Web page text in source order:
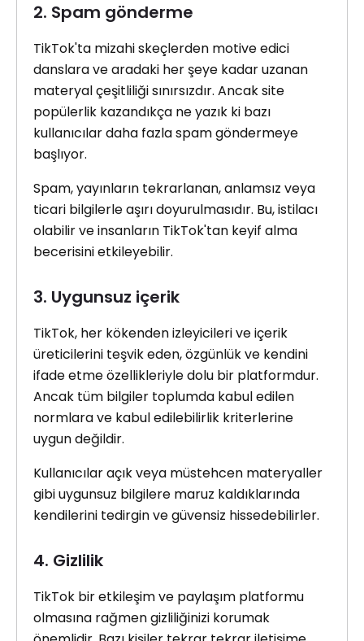
2. Spam gönderme
TikTok'ta mizahi skeçlerden motive edici
danslara ve aradaki her şeye kadar uzanan
materyal çeşitliliği sınırsızdır. Ancak site
popülerlik kazandıkça ne yazık ki bazı
kullanıcılar daha fazla spam göndermeye
başlıyor.
Spam, yayınların tekrarlanan, anlamsız veya
ticari bilgilerle aşırı doyurulmasıdır. Bu, istilacı
olabilir ve insanların TikTok'tan keyif alma
becerisini etkileyebilir.
3. Uygunsuz içerik
TikTok, her kökenden izleyicileri ve içerik
üreticilerini teşvik eden, özgünlük ve kendini
ifade etme özellikleriyle dolu bir platformdur.
Ancak tüm bilgiler toplumda kabul edilen
normlara ve kabul edilebilirlik kriterlerine
uygun değildir.
Kullanıcılar açık veya müstehcen materyaller
gibi uygunsuz bilgilere maruz kaldıklarında
kendilerini tedirgin ve güvensiz hissedebilirler.
4. Gizlilik
TikTok bir etkileşim ve paylaşım platformu
olmasına rağmen gizliliğinizi korumak